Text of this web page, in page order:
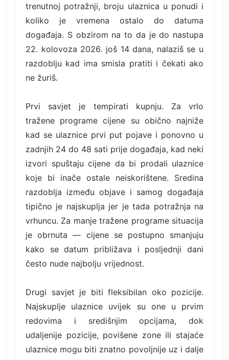
trenutnoj potražnji, broju ulaznica u ponudi i
koliko je vremena ostalo do datuma
događaja. S obzirom na to da je do nastupa
22. kolovoza 2026. još 14 dana, nalaziš se u
razdoblju kad ima smisla pratiti i čekati ako
ne žuriš.
Prvi savjet je tempirati kupnju. Za vrlo
tražene programe cijene su obično najniže
kad se ulaznice prvi put pojave i ponovno u
zadnjih 24 do 48 sati prije događaja, kad neki
izvori spuštaju cijene da bi prodali ulaznice
koje bi inače ostale neiskorištene. Sredina
razdoblja između objave i samog događaja
tipično je najskuplja jer je tada potražnja na
vrhuncu. Za manje tražene programe situacija
je obrnuta — cijene se postupno smanjuju
kako se datum približava i posljednji dani
često nude najbolju vrijednost.
Drugi savjet je biti fleksibilan oko pozicije.
Najskuplje ulaznice uvijek su one u prvim
redovima i središnjim opcijama, dok
udaljenije pozicije, povišene zone ili stajaće
ulaznice mogu biti znatno povoljnije uz i dalje